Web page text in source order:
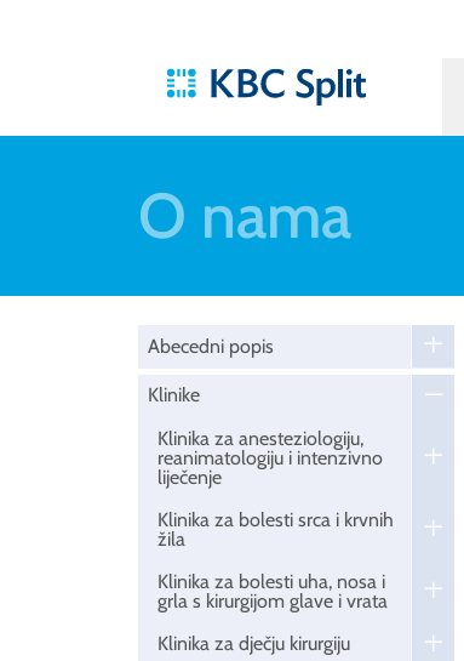
O nama
Abecedni popis
Klinike
Klinika za anesteziologiju,
reanimatologiju i intenzivno
liječenje
Klinika za bolesti srca i krvnih
žila
Klinika za bolesti uha, nosa i
grla s kirurgijom glave i vrata
Klinika za dječju kirurgiju